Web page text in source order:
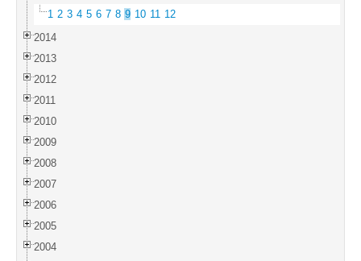
1 2 3 4 5 6 7 8 9 10 11 12
2014
2013
2012
2011
2010
2009
2008
2007
2006
2005
2004